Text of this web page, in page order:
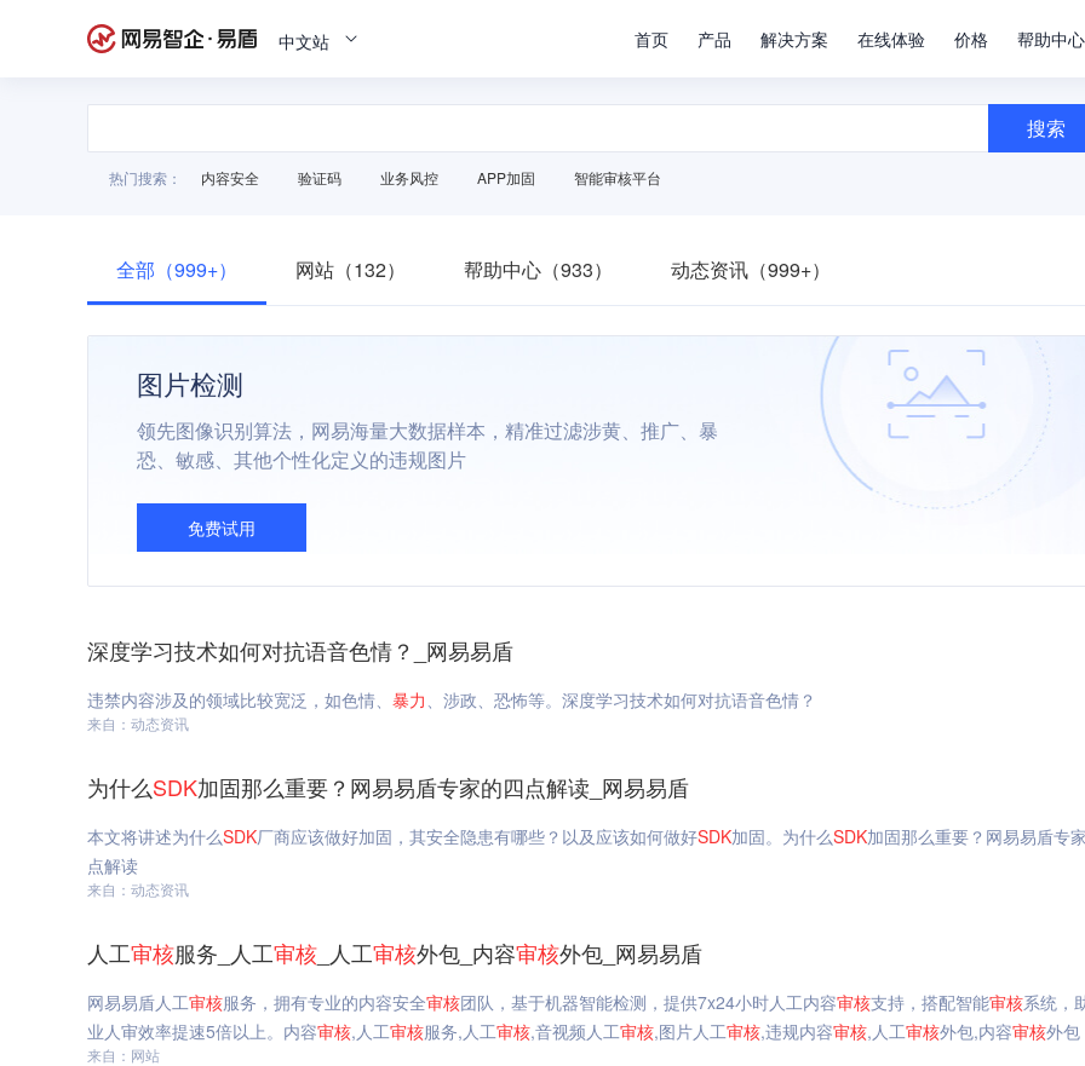
中文站 首页 产品 解决方案 在线体验 价格 帮助中心
搜索
热门搜索： 内容安全 验证码 业务风控 APP加固 智能审核平台
全部（999+） 网站（132） 帮助中心（933） 动态资讯（999+）
图片检测
领先图像识别算法，网易海量大数据样本，精准过滤涉黄、推广、暴
恐、敏感、其他个性化定义的违规图片
免费试用
深度学习技术如何对抗语音色情？_网易易盾
违禁内容涉及的领域比较宽泛，如色情、 暴力 、涉政、恐怖等。深度学习技术如何对抗语音色情？
来自：动态资讯
为什么SDK加固那么重要？网易易盾专家的四点解读_网易易盾
本文将讲述为什么SDK厂商应该做好加固，其安全隐患有哪些？以及应该如何做好SDK加固。为什么SDK加固那么重要？网易易盾专
点解读
来自：动态资讯
人工审核服务_人工审核 _人工审核外包_内容审核外包_网易易盾
网易易盾人工审核服务，拥有专业的内容安全审核团队，基于机器智能检测，提供7x24小时人工内容审核支持，搭配智能审核系统，
业人审效率提速5倍以上。内容审核,人工审核服务,人工审核,音视频人工审核,图片人工审核,违规内容审核,人工审核外包,内容审核外包
来自：网站